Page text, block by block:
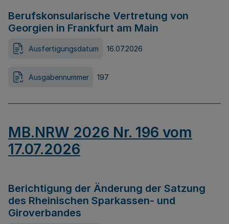
Berufskonsularische Vertretung von
Georgien in Frankfurt am Main
Ausfertigungsdatum 16.07.2026
Ausgabennummer 197
MB.NRW 2026 Nr. 196 vom
17.07.2026
Berichtigung der Änderung der Satzung
des Rheinischen Sparkassen- und
Giroverbandes